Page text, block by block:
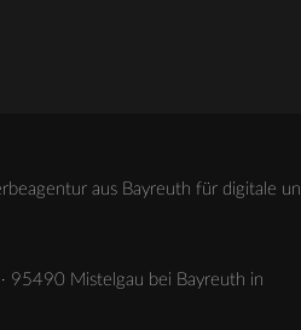
aus Bayreuth für digitale
95490 Mistelgau bei Bayreuth in